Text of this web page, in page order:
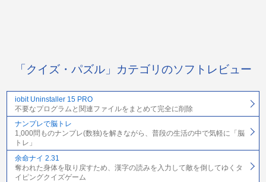
「クイズ・パズル」カテゴリのソフトレビュー
iobit Uninstaller 15 PRO
不要なプログラムと関連ファイルをまとめて完全に削除
ナンプレで脳トレ
1,000問ものナンプレ(数独)を解きながら、普段の生活の中で気軽に「脳
トレ」
余命ナイ 2.31
奪われた身体を取り戻すため、漢字の読みを入力して敵を倒してゆくタ
イピングクイズゲーム